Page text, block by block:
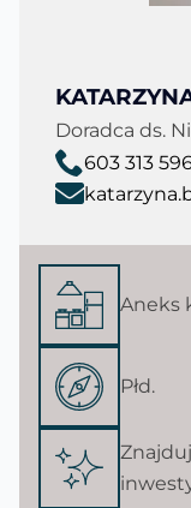
Doradca ds.
603 313
Aneks
Płd.